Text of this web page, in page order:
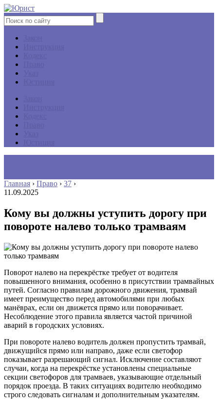
Главная › Право › 37 ›
11.09.2025
Кому вы должны уступить дорогу при
повороте налево только трамваям
Поворот налево на перекрёстке требует от водителя
повышенного внимания, особенно в присутствии трамвайных
путей. Согласно правилам дорожного движения, трамвай
имеет преимущество перед автомобилями при любых
манёврах, если он движется прямо или поворачивает.
Несоблюдение этого правила является частой причиной
аварий в городских условиях.
При повороте налево водитель должен пропустить трамвай,
движущийся прямо или направо, даже если светофор
показывает разрешающий сигнал. Исключение составляют
случаи, когда на перекрёстке установлены специальные
секции светофоров для трамваев, указывающие отдельный
порядок проезда. В таких ситуациях водителю необходимо
строго следовать сигналам и дополнительным указателям.